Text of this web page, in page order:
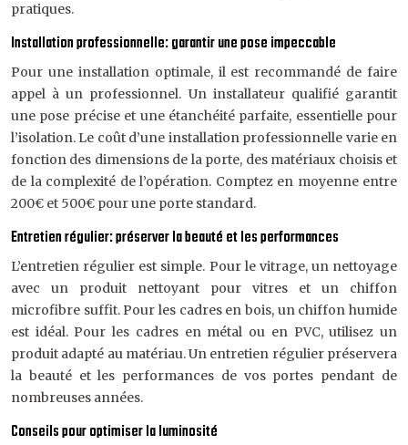
pratiques.
Installation professionnelle: garantir une pose impeccable
Pour une installation optimale, il est recommandé de faire
appel à un professionnel. Un installateur qualifié garantit
une pose précise et une étanchéité parfaite, essentielle pour
l’isolation. Le coût d’une installation professionnelle varie en
fonction des dimensions de la porte, des matériaux choisis et
de la complexité de l’opération. Comptez en moyenne entre
200€ et 500€ pour une porte standard.
Entretien régulier: préserver la beauté et les performances
L’entretien régulier est simple. Pour le vitrage, un nettoyage
avec un produit nettoyant pour vitres et un chiffon
microfibre suffit. Pour les cadres en bois, un chiffon humide
est idéal. Pour les cadres en métal ou en PVC, utilisez un
produit adapté au matériau. Un entretien régulier préservera
la beauté et les performances de vos portes pendant de
nombreuses années.
Conseils pour optimiser la luminosité